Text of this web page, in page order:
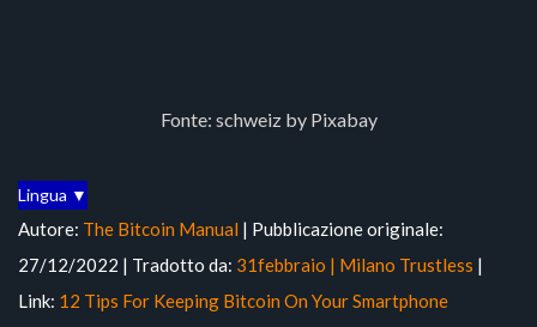
Fonte: schweiz by Pixabay
Lingua ▼
Autore: The Bitcoin Manual | Pubblicazione originale:
27/12/2022 | Tradotto da: 31febbraio | Milano Trustless |
Link: 12 Tips For Keeping Bitcoin On Your Smartphone